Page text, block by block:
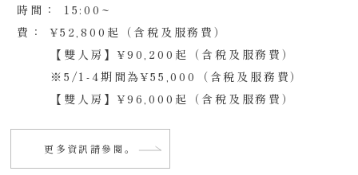
時間：
15:00~
費：
¥52,800起（含稅及服務費）
【雙人房】¥90,200起（含稅及服務費）
※5/1-4期間為¥55,000（含稅及服務費）
【雙人房】¥96,000起（含稅及服務費）
更多資訊請參閱。